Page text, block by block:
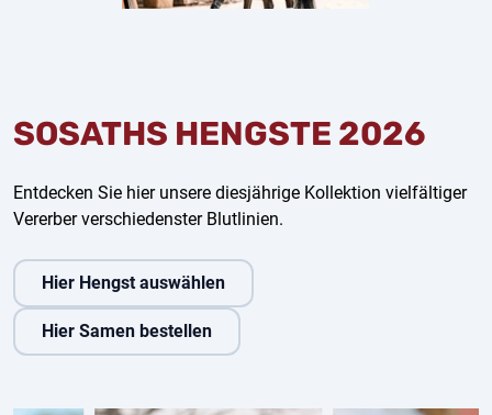
SOSATHS HENGSTE 2026
Entdecken Sie hier unsere diesjährige Kollektion vielfältiger
Vererber verschiedenster Blutlinien.
Hier Hengst auswählen
Hier Samen bestellen